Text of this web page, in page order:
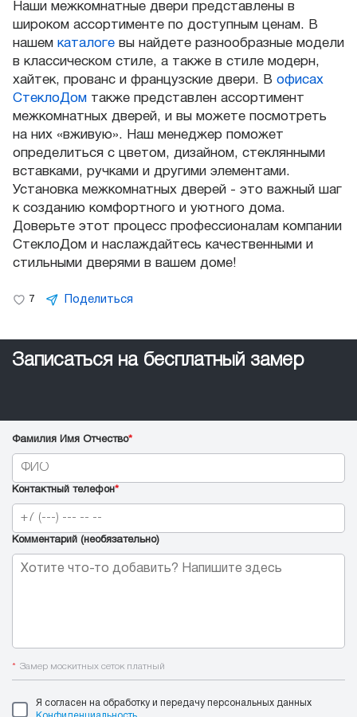
Наши межкомнатные двери представлены в
широком ассортименте по доступным ценам. В
нашем каталоге вы найдете разнообразные модели
в классическом стиле, а также в стиле модерн,
хайтек, прованс и французские двери. В офисах
СтеклоДом также представлен ассортимент
межкомнатных дверей, и вы можете посмотреть
на них «вживую». Наш менеджер поможет
определиться с цветом, дизайном, стеклянными
вставками, ручками и другими элементами.
Установка межкомнатных дверей - это важный шаг
к созданию комфортного и уютного дома.
Доверьте этот процесс профессионалам компании
СтеклоДом и наслаждайтесь качественными и
стильными дверями в вашем доме!
7 Поделиться
Записаться на бесплатный замер
Фамилия Имя Отчество*
Контактный телефон*
Комментарий (необязательно)
* Замер москитных сеток платный
Я согласен на обработку и передачу персональных данных